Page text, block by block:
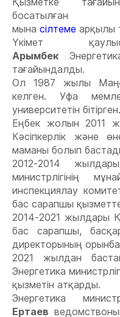
босатылған
мына сілтеме арқылы
Үкімет
Арымбек
тағайындалды.
Ол 1987 жылы
келген. Уфа
университетін бітірген.
Еңбек жолын 2011
Кәсіпкерлік және
маманы болып
2012-2014
министрлігінің
инспекциялау
бас сарапшы
2014-2021 жылдары
бас сарапшы,
директорының
2021 жылдан
Энергетика
қызметін атқарды.
Энергетика
Ертаев